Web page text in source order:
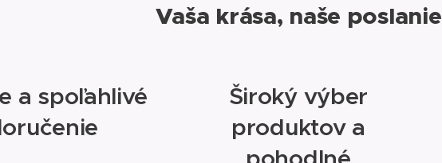
Vaša krása, naše poslanie
a spoľahlivé
Široký výber
produktov a